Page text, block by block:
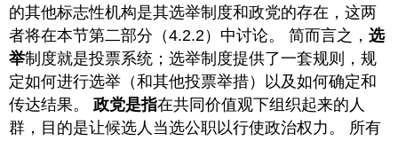
的其他标志性机构是其选举制度和政党的存在，这两
者将在本节第二部分（4.2.2）中讨论。 简而言之，选
举制度就是投票系统；选举制度提供了一套规则，规
定如何进行选举（和其他投票举措）以及如何确定和
传达结果。政党是指在共同价值观下组织起来的人
群，目的是让候选人当选公职以行使政治权力。 所有